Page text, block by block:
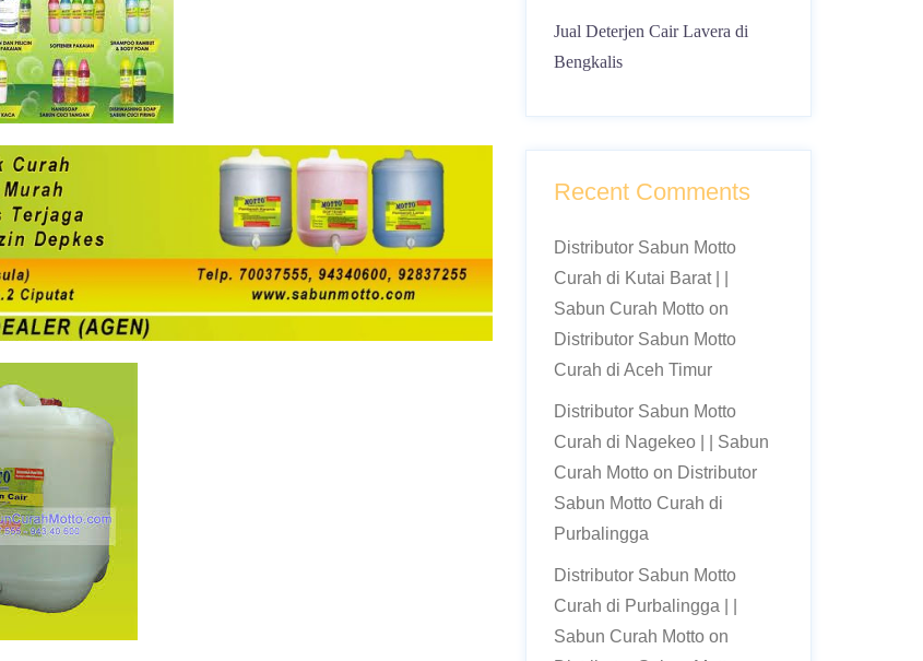
Jual Deterjen Cair Lavera di
Bengkalis
Recent Comments
Distributor Sabun Motto
Curah di Kutai Barat | |
Sabun Curah Mottoon
Distributor Sabun Motto
Curah di Aceh Timur
Distributor Sabun Motto
Curah di Nagekeo | | Sabun
Curah Mottoon Distributor
Sabun Motto Curah di
Purbalingga
Distributor Sabun Motto
Curah di Purbalingga | |
Sabun Curah Mottoon